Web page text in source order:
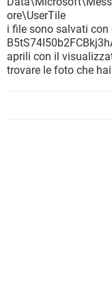
ore\UserTile
i file sono salvati con
aprili con il
trovare le foto che